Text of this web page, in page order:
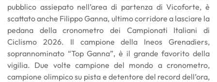
pubblico assiepato nell’area di partenza di Vicoforte, è
scattato anche Filippo Ganna, ultimo corridore a lasciare la
pedana della cronometro dei Campionati Italiani di
Ciclismo 2026. Il campione della Ineos Grenadiers,
soprannominato “Top Ganna”, è il grande favorito della
vigilia. Due volte campione del mondo a cronometro,
campione olimpico su pista e detentore del record dell’ora,